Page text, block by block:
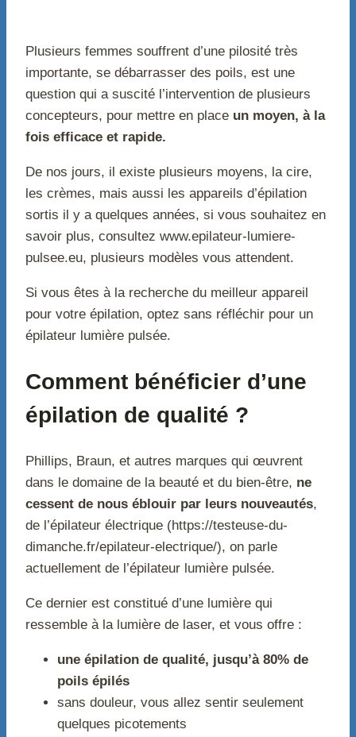
Plusieurs femmes souffrent d’une pilosité très
importante, se débarrasser des poils, est une
question qui a suscité l’intervention de plusieurs
concepteurs, pour mettre en place un moyen, à la
fois efficace et rapide.
De nos jours, il existe plusieurs moyens, la cire,
les crèmes, mais aussi les appareils d’épilation
sortis il y a quelques années, si vous souhaitez en
savoir plus, consultez www.epilateur-lumiere-
pulsee.eu, plusieurs modèles vous attendent.
Si vous êtes à la recherche du meilleur appareil
pour votre épilation, optez sans réfléchir pour un
épilateur lumière pulsée.
Comment bénéficier d’une
épilation de qualité ?
Phillips, Braun, et autres marques qui œuvrent
dans le domaine de la beauté et du bien-être, ne
cessent de nous éblouir par leurs nouveautés,
de l’épilateur électrique (https://testeuse-du-
dimanche.fr/epilateur-electrique/), on parle
actuellement de l’épilateur lumière pulsée.
Ce dernier est constitué d’une lumière qui
ressemble à la lumière de laser, et vous offre :
une épilation de qualité, jusqu’à 80% de
poils épilés
sans douleur, vous allez sentir seulement
quelques picotements